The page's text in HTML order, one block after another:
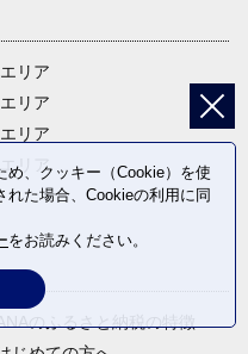
リア
リア
リア
リア
め、クッキー（Cookie）を使
た場合、Cookieの利用に同
をお読みください。